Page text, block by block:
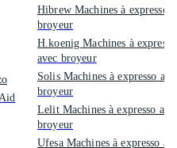
Hibrew Machines à expresso
broyeur
H.koenig Machines à expresso
avec broyeur
Solis Machines à expresso
broyeur
Lelit Machines à expresso
broyeur
Ufesa Machines à expresso